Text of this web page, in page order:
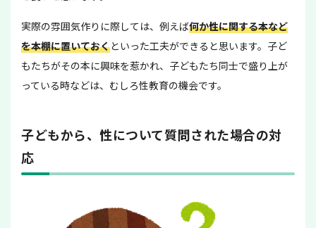
実際の雰囲気作りに際しては、例えば何か性に関する本など
を本棚に置いておくといった工夫ができると思います。子ど
もたちがその本に興味を惹かれ、子どもたち同士で盛り上が
っている時などは、むしろ性教育の機会です。
子どもから、性について質問された場合の対
応